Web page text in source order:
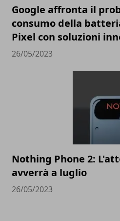
Google affronta il
consumo della
Pixel con soluzioni
26/05/2023
Nothing Phone 2:
avverrà a luglio
26/05/2023